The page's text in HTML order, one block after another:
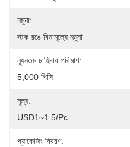
নমুনা:
স্টক রঙে বিনামূল্যে নমুনা
ন্যূনতম চাহিদার পরিমাণ:
5,000 পিসি
মূল্য:
USD1~1.5/pc
প্যাকেজিং বিবরণ: